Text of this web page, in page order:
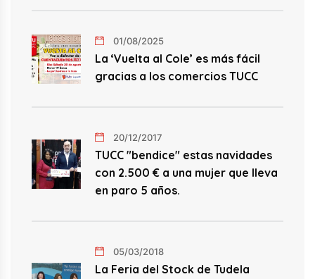
01/08/2025
La ‘Vuelta al Cole’ es más fácil
gracias a los comercios TUCC
20/12/2017
TUCC "bendice" estas navidades
con 2.500 € a una mujer que lleva
en paro 5 años.
05/03/2018
La Feria del Stock de Tudela